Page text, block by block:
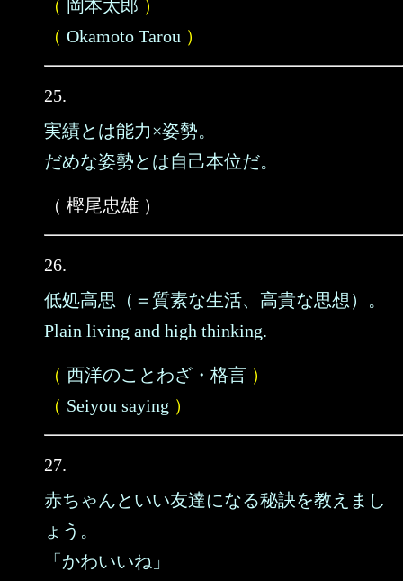
（ 岡本太郎 ）
（ Okamoto Tarou ）
25.
実績とは能力×姿勢。
だめな姿勢とは自己本位だ。
（ 樫尾忠雄 ）
26.
低処高思（＝質素な生活、高貴な思想）。
Plain living and high thinking.
（ 西洋のことわざ・格言 ）
（ Seiyou saying ）
27.
赤ちゃんといい友達になる秘訣を教えまし
ょう。
「かわいいね」